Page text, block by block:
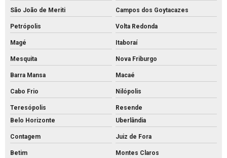
Meio fio de concreto para calçada
Meio fio de concreto comprar
Meio fio de concreto pré moldado
Meio fio de concreto preço
Meio fio de concreto valor
Meio fio de concreto a venda
Meio fio de concreto
Mourão de concreto para cerca comprar
Mourão de concreto rs
São João de Meriti Campos dos Goytacazes
Petrópolis Volta Redonda
Magé Itaboraí
Mesquita Nova Friburgo
Barra Mansa Macaé
Cabo Frio Nilópolis
Teresópolis
Resende
Belo Horizonte
Uberlândia
Contagem Juiz de Fora
Betim Montes Claros